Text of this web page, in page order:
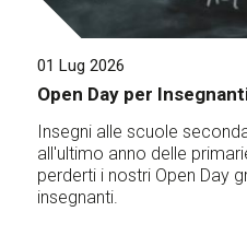
01 Lug 2026
Open Day per
Insegni alle scuole
all'ultimo anno delle
perderti i nostri Open Day
insegnanti.